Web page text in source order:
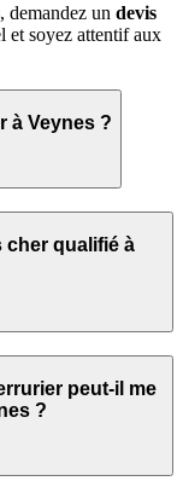
, demandez un devis
et soyez attentif aux
à Veynes ?
cher qualifié à
peut‑il me
?